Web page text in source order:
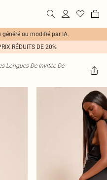
ou modifié par IA.
RÉDUITS DE 20%
Longues De Invitée De